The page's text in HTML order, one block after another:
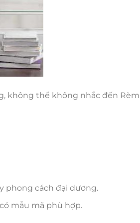
không thể không nhắc đến
phong cách đại dương.
mẫu mã phù hợp.